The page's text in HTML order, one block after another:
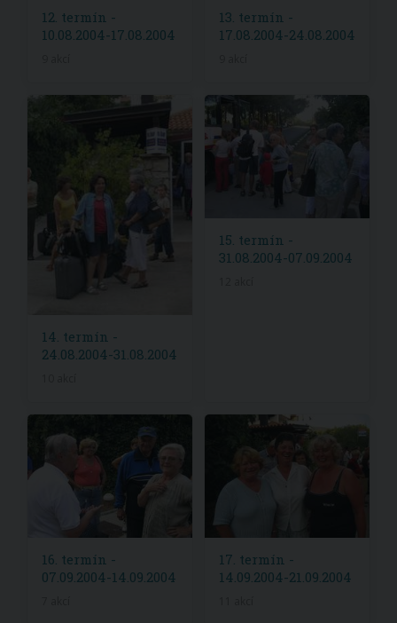
12. termín -
10.08.2004-17.08.2004
13. termín -
17.08.2004-24.08.2004
14. termín -
24.08.2004-31.08.2004
15. termín -
31.08.2004-07.09.2004
16. termín -
07.09.2004-14.09.2004
17. termín -
14.09.2004-21.09.2004